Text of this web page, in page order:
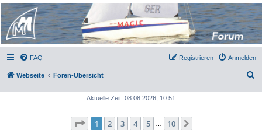
Micro Magic Forum
Deutschland
FAQ Anmelden
Registrieren
Webseite Foren-Übersicht
Aktuelle Zeit: 08.08.2026, 10:51
Seite 1von 10
1 2 3 4 5 10